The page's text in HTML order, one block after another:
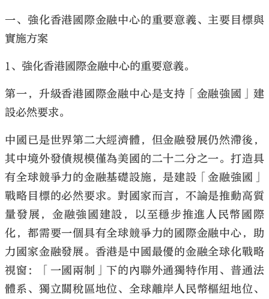
一、強化香港國際金融中心的重要意義、主要目標與
實施方案
1、強化香港國際金融中心的重要意義。
第一，升級香港國際金融中心是支持「金融強國」建
設必然要求。
中國已是世界第二大經濟體，但金融發展仍然滯後，
其中境外發債規模僅為美國的二十二分之一。打造具
有全球競爭力的金融基礎設施，是建設「金融強國」
戰略目標的必然要求。對國家而言，不論是推動高質
量發展，金融強國建設，以至穩步推進人民幣國際
化，都需要一個具有全球競爭力的國際金融中心，助
力國家金融發展。香港是中國最優的金融全球化戰略
視窗：「一國兩制」下的內聯外通獨特作用、普通法
體系、獨立關稅區地位、全球離岸人民幣樞紐地位、